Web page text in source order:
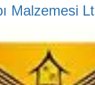
Malzemesi